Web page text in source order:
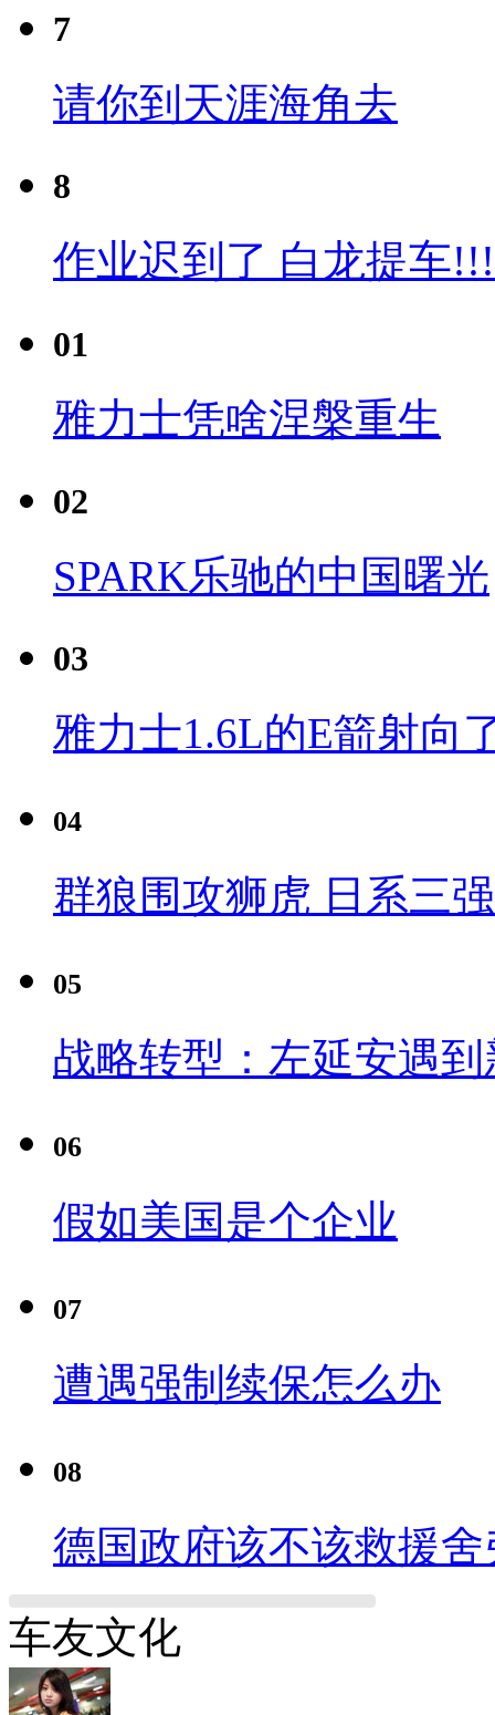
7
请你到天涯海角去
8
作业迟到了 白龙提车
01
雅力士凭啥涅槃重生
02
SPARK乐驰的中国曙光
03
雅力士1.6L的E箭射向
04
群狼围攻狮虎 日系三
05
战略转型：左延安遇
06
假如美国是个企业
07
遭遇强制续保怎么办
08
德国政府该不该救援舍
车友文化